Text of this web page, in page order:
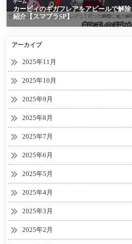
アーカイブ
2025年11月
2025年10月
2025年9月
2025年8月
2025年7月
2025年6月
2025年5月
2025年4月
2025年3月
2025年2月